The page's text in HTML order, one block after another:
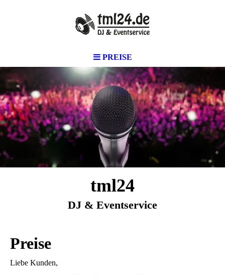
PREISE
tml24
DJ & Eventservice
Preise
Liebe Kunden,